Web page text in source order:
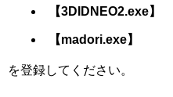
【3DIDNEO2.exe】
【madori.exe】
を登録してください。